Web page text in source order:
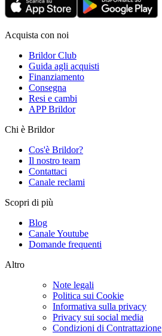
Acquista con noi
Brildor Club
Guida agli acquisti
Finanziamento
Consegna
Resi e cambi
APP Brildor
Chi è Brildor
Cos'è Brildor?
Il nostro team
Contattaci
Canale reclami
Scopri di più
Blog
Canale Youtube
Domande frequenti
Altro
Note legali
Politica sui Cookie
Informativa sulla privacy
Privacy sui social media
Condizioni di Contrattazione